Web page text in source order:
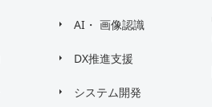
AI・ 画像認識
DX推進支援
システム開発